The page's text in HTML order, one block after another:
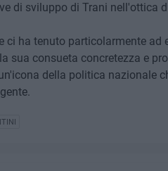
di sviluppo di Trani nell'ottica
ci ha tenuto particolarmente ad
sua consueta concretezza e
della politica nazionale